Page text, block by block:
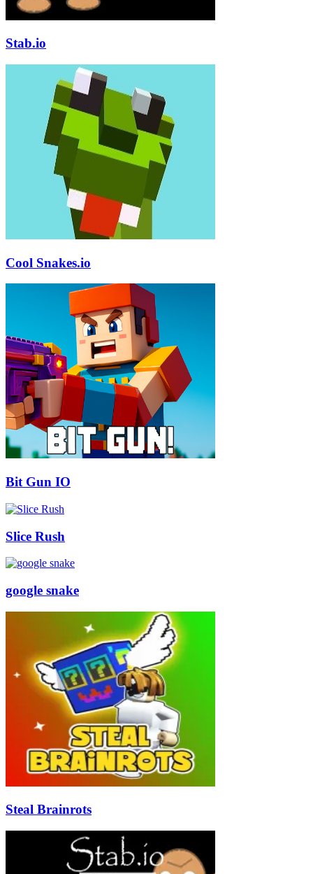
Stab.io
Cool Snakes.io
Bit Gun IO
Slice Rush
google snake
Steal Brainrots